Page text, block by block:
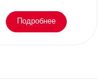
Подробнее